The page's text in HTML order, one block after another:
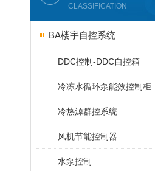
CLASSIFICATION
BA楼宇自控系统
DDC控制-DDC自控箱
冷冻水循环泵能效控制柜
冷热源群控系统
风机节能控制器
水泵控制